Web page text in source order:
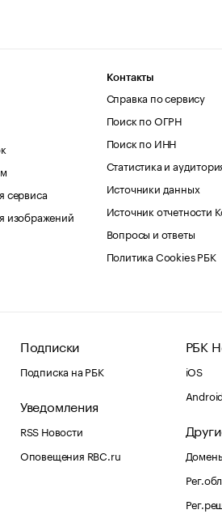
сервиса
изображений
Контакты
Справка по сервису
Поиск по ОГРН
Поиск по ИНН
Статистика и
Источники данных
Источник отчетности
Вопросы и ответы
Политика Cookies РБК
Подписки
Подписка на РБК
Уведомления
RSS Новости
Оповещения RBC.ru
РБК
iOS